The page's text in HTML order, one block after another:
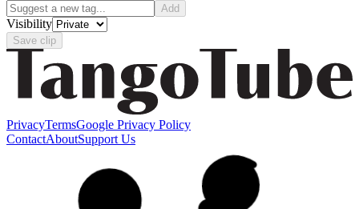
Add
Visibility
Save clip
PrivacyTermsGoogle Privacy Policy
ContactAboutSupport Us